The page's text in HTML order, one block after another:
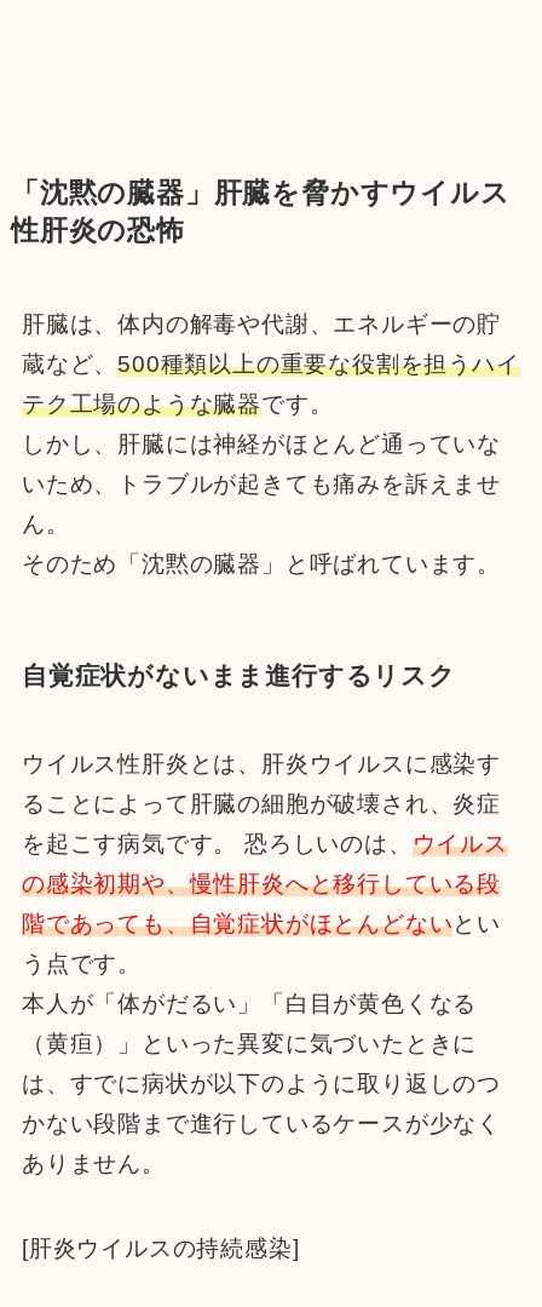
「沈黙の臓器」肝臓を脅かすウイルス
性肝炎の恐怖
肝臓は、体内の解毒や代謝、エネルギーの貯
蔵など、500種類以上の重要な役割を担うハイ
テク工場のような臓器です。
しかし、肝臓には神経がほとんど通っていな
いため、トラブルが起きても痛みを訴えませ
ん。
そのため「沈黙の臓器」と呼ばれています。
自覚症状がないまま進行するリスク
ウイルス性肝炎とは、肝炎ウイルスに感染す
ることによって肝臓の細胞が破壊され、炎症
を起こす病気です。 恐ろしいのは、 ウイルス
の感染初期や、慢性肝炎へと移行している段
階であっても、自覚症状がほとんどないとい
う点です。
本人が「体がだるい」「白目が黄色くなる
（黄疸）」といった異変に気づいたときに
は、すでに病状が以下のように取り返しのつ
かない段階まで進行しているケースが少なく
ありません。
[肝炎ウイルスの持続感染]